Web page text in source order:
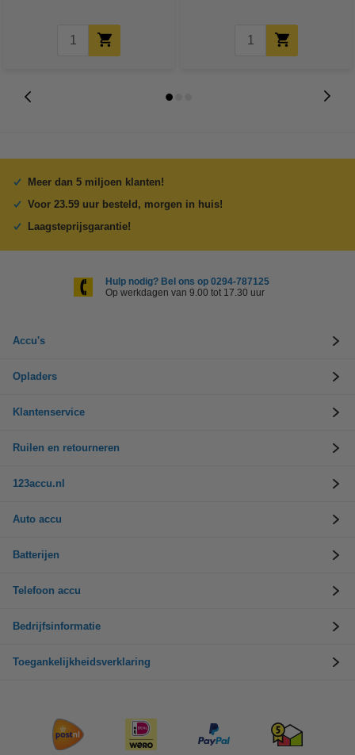
Meer dan 5 miljoen klanten!
Voor 23.59 uur besteld, morgen in huis!
Laagsteprijsgarantie!
Hulp nodig? Bel ons op 0294-787125
Op werkdagen van 9.00 tot 17.30 uur
Accu's
Opladers
Klantenservice
Ruilen en retourneren
123accu.nl
Auto accu
Batterijen
Telefoon accu
Bedrijfsinformatie
Toegankelijkheidsverklaring